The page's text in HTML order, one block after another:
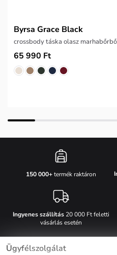
Byrsa Grace Black
crossbody táska olasz
65 990 Ft
150 000+termék raktáron
Ingyenes szállítás20 000 Ft feletti
vásárlás esetén
Ügyfélszolgálat